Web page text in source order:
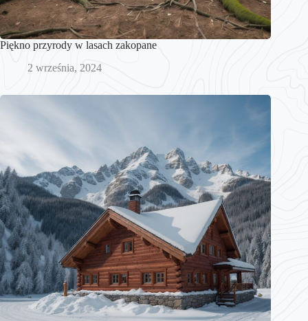
Piękno przyrody w lasach zakopane
2 września, 2024